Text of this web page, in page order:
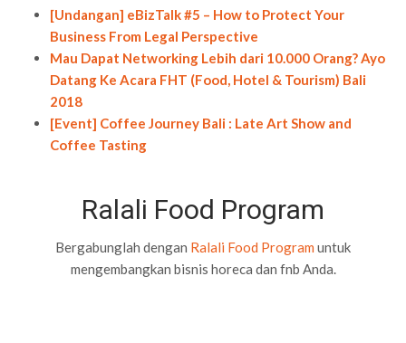
[Undangan] eBizTalk #5 – How to Protect Your
Business From Legal Perspective
Mau Dapat Networking Lebih dari 10.000 Orang? Ayo
Datang Ke Acara FHT (Food, Hotel & Tourism) Bali
2018
[Event] Coffee Journey Bali : Late Art Show and
Coffee Tasting
Ralali Food Program
Bergabunglah dengan Ralali Food Program untuk
mengembangkan bisnis horeca dan fnb Anda.